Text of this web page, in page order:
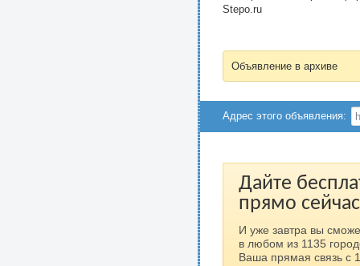
Stepo.ru
Объявление в архиве
Адрес этого объявления:
Дайте
прямо
И уже завтра вы
в любом из 1135
Ваша прямая связь с